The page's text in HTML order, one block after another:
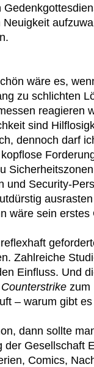
Neuigkeit
wäre es,
zu schlichten
reagieren
sind
dennoch darf
und Security-
wäre sein erstes
Zahlreiche
Einfluss. Und
Counterstrike zum
– warum gibt
dann sollte
der Gesellschaft
Comics,